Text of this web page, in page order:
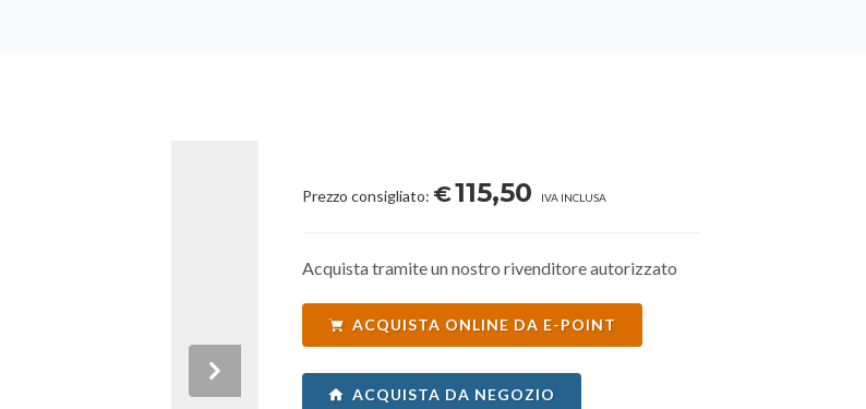
Next
Prezzo consigliato: €115,50 IVA INCLUSA
Acquista tramite un nostro rivenditore autorizzato
ACQUISTA ONLINE DA E-POINT
ACQUISTA DA NEGOZIO